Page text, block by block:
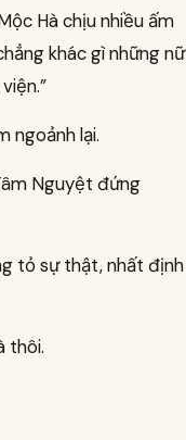
Hà chịu nhiều ấm
khác gì những nữ
ngoảnh lại.
Nguyệt đứng
tỏ sự thật, nhất định
thôi.